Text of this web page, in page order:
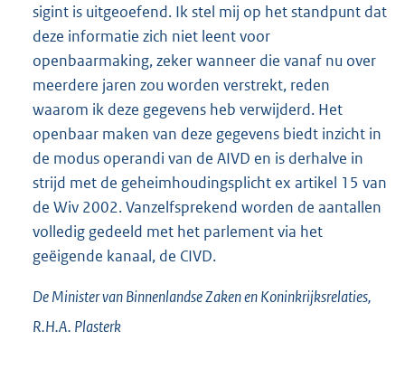
sigint is uitgeoefend. Ik stel mij op het standpunt dat
deze informatie zich niet leent voor
openbaarmaking, zeker wanneer die vanaf nu over
meerdere jaren zou worden verstrekt, reden
waarom ik deze gegevens heb verwijderd. Het
openbaar maken van deze gegevens biedt inzicht in
de modus operandi van de AIVD en is derhalve in
strijd met de geheimhoudingsplicht ex artikel 15 van
de Wiv 2002. Vanzelfsprekend worden de aantallen
volledig gedeeld met het parlement via het
geëigende kanaal, de CIVD.
De Minister van Binnenlandse Zaken en Koninkrijksrelaties,
R.H.A. Plasterk